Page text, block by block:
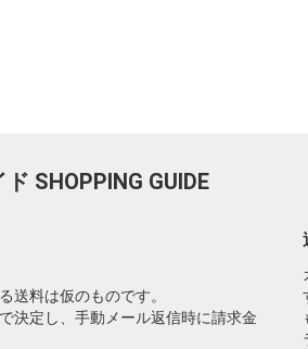
ド SHOPPING GUIDE
送料は仮のものです。
決定し、手動メール返信時に請求金